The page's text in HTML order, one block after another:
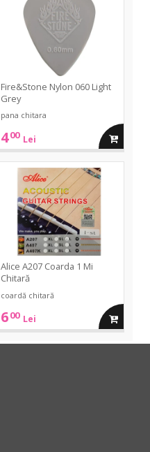
Fire&Stone Nylon 060 Light
Grey
pana chitara
400 Lei adauga
Coarda
Chitară
Alice A207 Coarda 1 Mi
Chitară
coardă chitară
600 Lei adauga
in